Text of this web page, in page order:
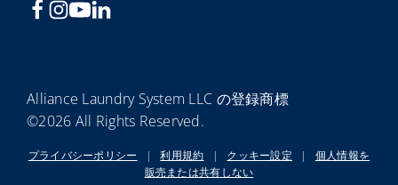
Alliance Laundry System LLC の登録商標
©2026 All Rights Reserved.
プライバシーポリシー | 利用規約 | クッキー設定 |
個人情報を
販売または共有しない